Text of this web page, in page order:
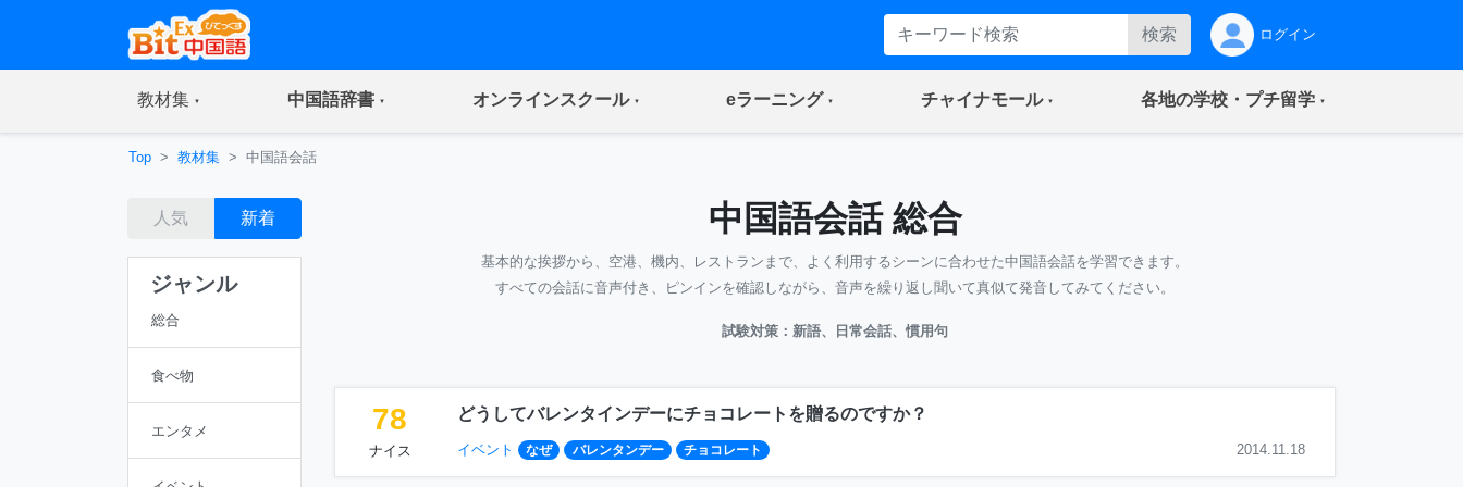
検索 ログイン
教材集(current) 中国語辞書(current) オンラインスクール(current) eラーニング(current) チャイナモール(current) 各地の学校・プチ留学(current)
Top 教材集 中国語会話
人気 新着
ジャンル
総合
食べ物
エンタメ
中国語会話 総合
基本的な挨拶から、空港、機内、レストランまで、よく利用するシーンに合わせた中国語会話を学習できます。
すべての会話に音声付き、ピンインを確認しながら、音声を繰り返し聞いて真似て発音してみてください。
試験対策：新語、日常会話、慣用句
78
ナイス
どうしてバレンタインデーにチョコレートを贈るのですか？
イベント なぜ バレンタンデー チョコレート 2014.11.18